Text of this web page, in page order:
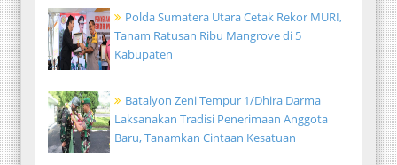
Polda Sumatera Utara Cetak Rekor MURI,
Tanam Ratusan Ribu Mangrove di 5
Kabupaten
Batalyon Zeni Tempur 1/Dhira Darma
Laksanakan Tradisi Penerimaan Anggota
Baru, Tanamkan Cintaan Kesatuan